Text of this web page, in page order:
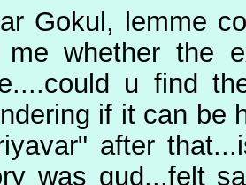
Gokul, lemme
me whether the
u find
if it can be
after
was gud...felt